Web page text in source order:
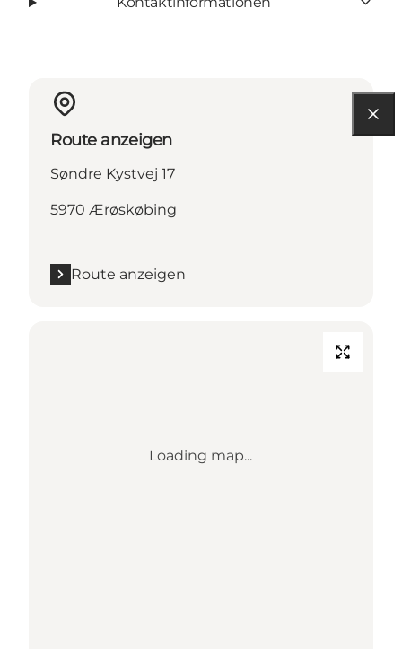
Route anzeigen
Søndre Kystvej 17
5970 Ærøskøbing
Route anzeigen
Loading map...